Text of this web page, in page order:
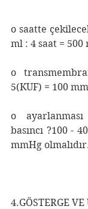
o saatte
ml : 4 saat = 500
o
5(KUF) = 100
o
basıncı ?100 -
mmHg
4.GÖSTERGE